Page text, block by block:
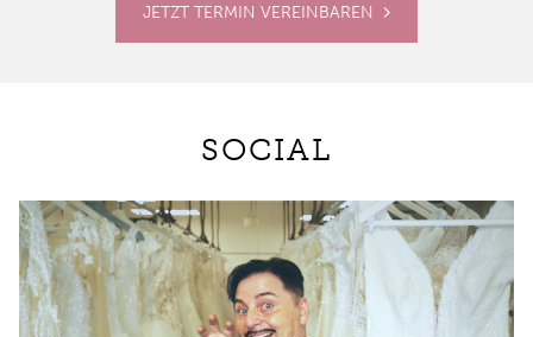
JETZT TERMIN VEREINBAREN
SOCIAL